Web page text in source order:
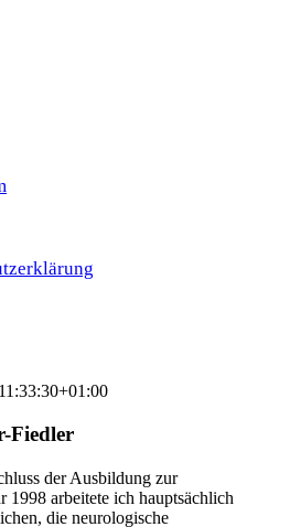
Fiedler
der Ausbildung zur
1998 arbeitete ich hauptsächlich
die neurologische